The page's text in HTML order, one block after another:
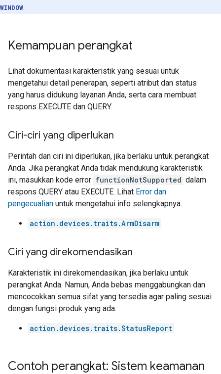
WINDOW
Kemampuan perangkat
Lihat dokumentasi karakteristik yang sesuai untuk
mengetahui detail penerapan, seperti atribut dan status
yang harus didukung layanan Anda, serta cara membuat
respons EXECUTE dan QUERY.
Ciri-ciri yang diperlukan
Perintah dan ciri ini diperlukan, jika berlaku untuk perangkat
Anda. Jika perangkat Anda tidak mendukung karakteristik
ini, masukkan kode error functionNotSupported dalam
respons QUERY atau EXECUTE. Lihat Error dan
pengecualian untuk mengetahui info selengkapnya.
action.devices.traits.ArmDisarm
Ciri yang direkomendasikan
Karakteristik ini direkomendasikan, jika berlaku untuk
perangkat Anda. Namun, Anda bebas menggabungkan dan
mencocokkan semua sifat yang tersedia agar paling sesuai
dengan fungsi produk yang ada.
action.devices.traits.StatusReport
Contoh perangkat: Sistem keamanan